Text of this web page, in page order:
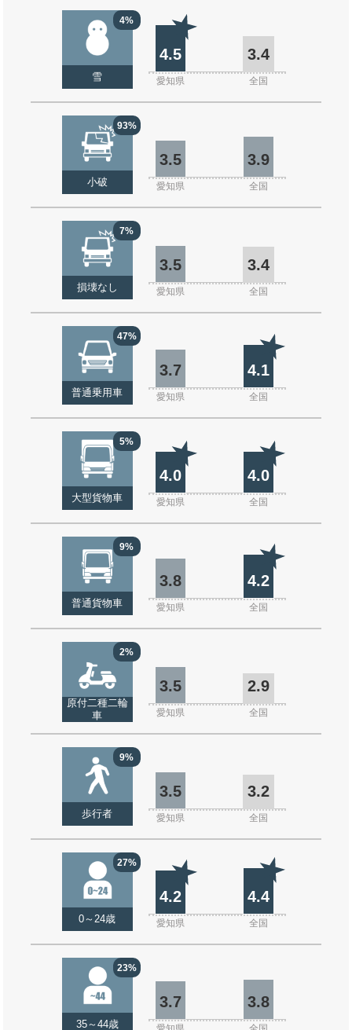
4%
雪
4.5 3.4
愛知県 全国
93%
小破
3.5 3.9
愛知県 全国
7%
損壊なし
3.5 3.4
愛知県 全国
47%
普通乗用車
3.7 4.1
愛知県 全国
5%
大型貨物車
4.0 4.0
愛知県 全国
9%
普通貨物車
3.8 4.2
愛知県 全国
2%
原付二種二輪
車
3.5 2.9
愛知県 全国
9%
歩行者
3.5 3.2
愛知県 全国
27%
0～24歳
4.2 4.4
愛知県 全国
23%
35～44歳
3.7 3.8